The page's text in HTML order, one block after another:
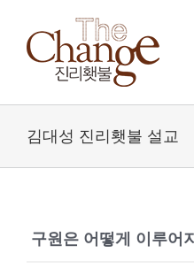
content
김대성 진리횃불 설교
구원은 어떻게 이루어